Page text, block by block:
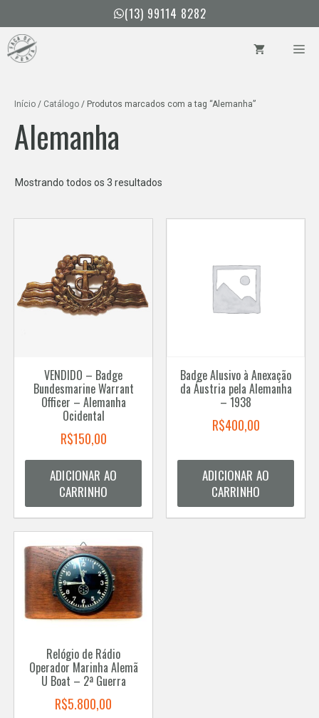
para
conteúdo
(13) 99114 8282
Início / Catálogo / Produtos marcados com a tag “Alemanha”
Alemanha
Mostrando todos os 3 resultados
recente
VENDIDO – Badge
Bundesmarine Warrant
Officer – Alemanha
Ocidental
R$150,00
ADICIONAR AO
CARRINHO
Badge Alusivo à Anexação
da Áustria pela Alemanha
– 1938
R$400,00
ADICIONAR AO
CARRINHO
Relógio de Rádio
Operador Marinha Alemã
U Boat – 2ª Guerra
R$5.800,00